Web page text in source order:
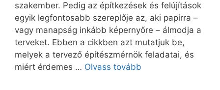
szakember. Pedig az építkezések és felújítások
egyik legfontosabb szereplője az, aki papírra –
vagy manapság inkább képernyőre – álmodja a
terveket. Ebben a cikkben azt mutatjuk be,
melyek a tervező építészmérnök feladatai, és
miért érdemes … Olvass tovább